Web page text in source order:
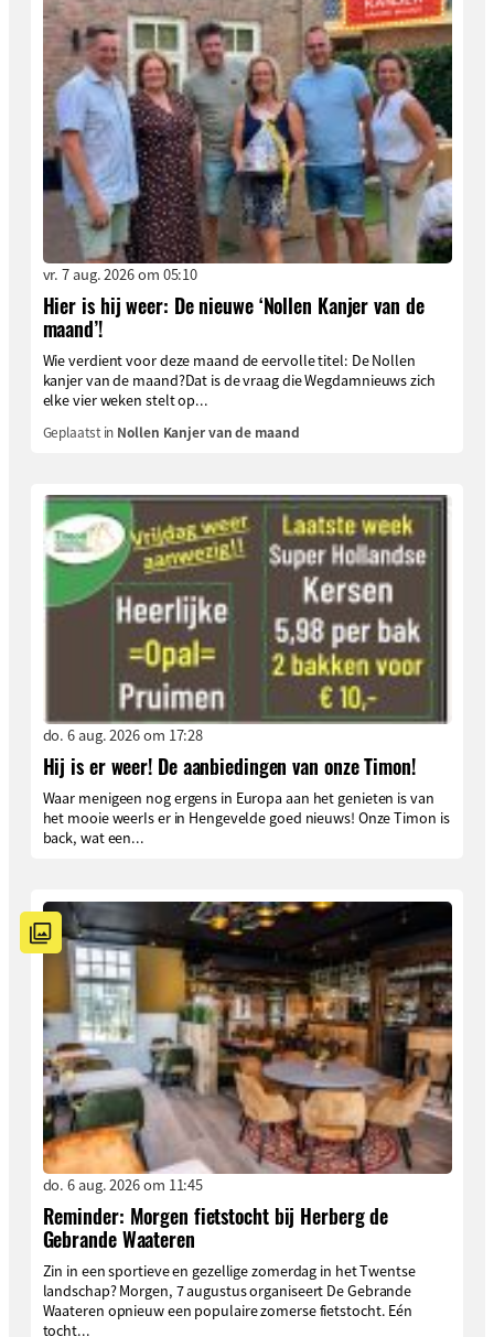
vr. 7 aug. 2026 om 05:10
Hier is hij weer: De nieuwe ‘Nollen Kanjer van de
maand’!
Wie verdient voor deze maand de eervolle titel: De Nollen
kanjer van de maand?Dat is de vraag die Wegdamnieuws zich
elke vier weken stelt op...
Geplaatst in Nollen Kanjer van de maand
do. 6 aug. 2026 om 17:28
Hij is er weer! De aanbiedingen van onze Timon!
Waar menigeen nog ergens in Europa aan het genieten is van
het mooie weerIs er in Hengevelde goed nieuws! Onze Timon is
back, wat een...
do. 6 aug. 2026 om 11:45
Reminder: Morgen fietstocht bij Herberg de
Gebrande Waateren
Zin in een sportieve en gezellige zomerdag in het Twentse
landschap? Morgen, 7 augustus organiseert De Gebrande
Waateren opnieuw een populaire zomerse fietstocht. Eén
tocht...